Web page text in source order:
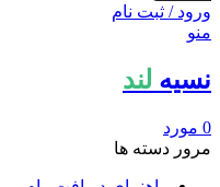
ورود / ثبت نام
منو
نسیه لند
0 مورد
مرور دسته ها